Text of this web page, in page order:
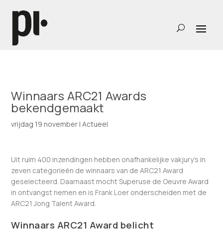
Winnaars ARC21 Awards
bekendgemaakt
vrijdag 19 november |Actueel
Uit ruim 400 inzendingen hebben onafhankelijke vakjury’s in
zeven categorieën de winnaars van de ARC21 Award
geselecteerd. Daarnaast mocht Superuse de Oeuvre Award
in ontvangst nemen en is Frank Loer onderscheiden met de
ARC21 Jong Talent Award.
Winnaars ARC21 Award belicht